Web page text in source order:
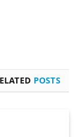
POSTS